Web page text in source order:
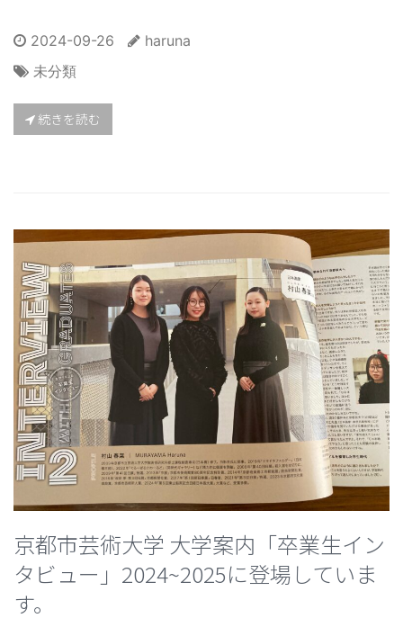
2024-09-26
haruna
未分類
続きを読む
京都市芸術大学 大学案内「卒業生イン
タビュー」2024~2025に登場していま
す。